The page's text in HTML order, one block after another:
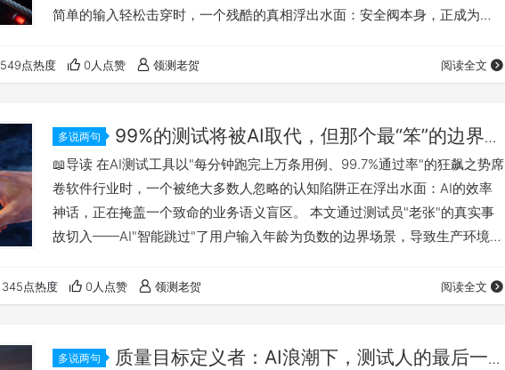
简单的输入轻松击穿时，一个残酷的真相浮出水面：安全阀本身，正成为系
传统技术债那样一目了然，而是藏在那些“本应让系统更可靠”的控制逻辑之
中。你以为在编一张安全网，但编网的绳子本身就不够结实。 问题的核心在
549点热度 0人点赞 领测老贺 阅读全文
多说两句
99%的测试将被AI取代，但那个最“笨”的边界测
试员，AI永远学不会
📖导读 在AI测试工具以"每分钟跑完上万条用例、99.7%通过率"的狂飙之势席
卷软件行业时，一个被绝大多数人忽略的认知陷阱正在浮出水面：AI的效率
神话，正在掩盖一个致命的业务语义盲区。 本文通过测试员"老张"的真实事
故切入——AI"智能跳过"了用户输入年龄为负数的边界场景，导致生产环境数
景。领测老贺由此展开深度追问：当AI把测试效率提升了95%、投资回报率
达到10.3倍时，测试员的真正价值在哪里？ 答案令人清醒：AI懂模式，但它
345点热度 0人点赞 领测老贺 阅读全文
多说两句
质量目标定义者：AI浪潮下，测试人的最后一